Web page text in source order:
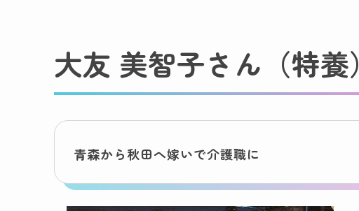
大友 美智子さん（特養）
青森から秋田へ嫁いで介護職に